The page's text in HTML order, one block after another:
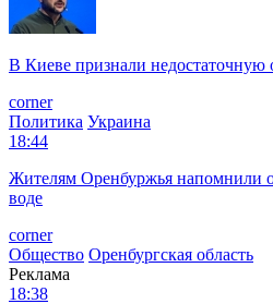
В Киеве признали недостаточную
corner
Политика Украина
18:44
Жителям Оренбуржья напомнили о
воде
corner
Общество Оренбургская область
Реклама
18:38